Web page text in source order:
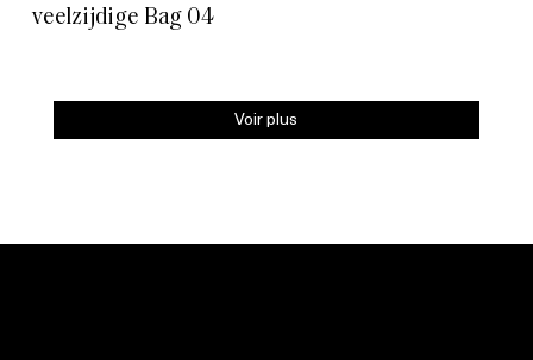
veelzijdige Bag 04
Voir plus